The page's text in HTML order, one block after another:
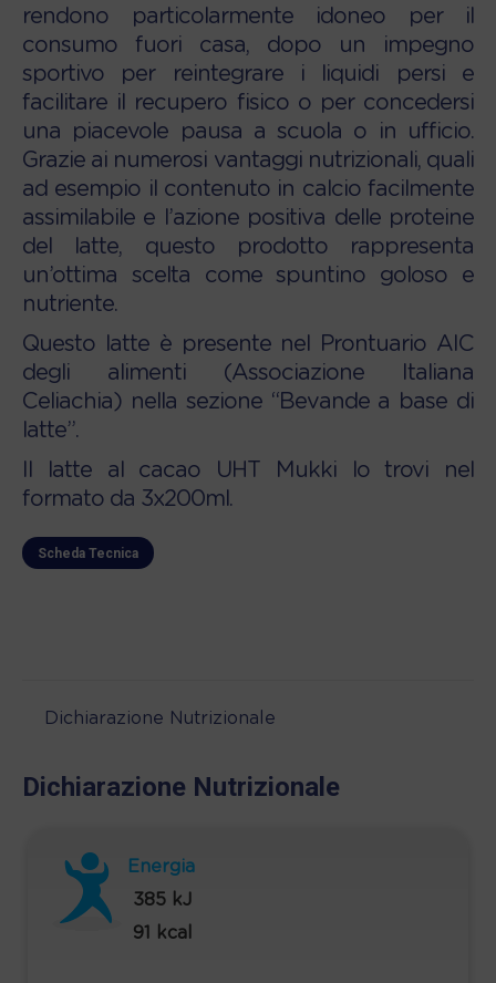
rendono particolarmente idoneo per il
consumo fuori casa, dopo un impegno
sportivo per reintegrare i liquidi persi e
facilitare il recupero fisico o per concedersi
una piacevole pausa a scuola o in ufficio.
Grazie ai numerosi vantaggi nutrizionali, quali
ad esempio il contenuto in calcio facilmente
assimilabile e l’azione positiva delle proteine
del latte, questo prodotto rappresenta
un’ottima scelta come spuntino goloso e
nutriente.
Questo latte è presente nel Prontuario AIC
degli alimenti (Associazione Italiana
Celiachia) nella sezione “Bevande a base di
latte”.
Il latte al cacao UHT Mukki lo trovi nel
formato da 3x200ml.
Scheda Tecnica
Dichiarazione Nutrizionale
Dichiarazione Nutrizionale
Energia
385 kJ
91 kcal